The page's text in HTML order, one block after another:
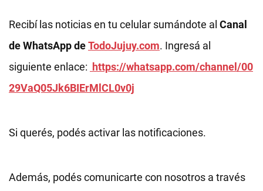
Recibí las noticias en tu celular sumándote al Canal
de WhatsApp deTodoJujuy.com. Ingresá al
siguiente enlace: https://whatsapp.com/channel/00
29VaQ05Jk6BIErMlCL0v0j
Si querés, podés activar las notificaciones.
Además, podés comunicarte con nosotros a través